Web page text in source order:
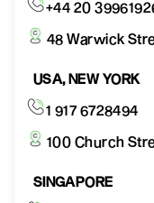
+44 20
48 Warwick
USA, NEW YORK
1 917 6728494
100 Church
SINGAPORE